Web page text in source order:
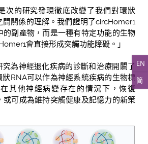
EN
简
次的研究發現徹底改變了我們對環狀
間關係的理解。我們證明了circHomer1
的副產物，而是一種有特定功能的生物
會直接形成突觸功能障礙。」
為神經退化疾病的診斷和治療開闢了
RNA可以作為神經系統疾病的生物標
其他神經病變存在的情況下，恢復
或可成為維持突觸健康及記憶力的新策